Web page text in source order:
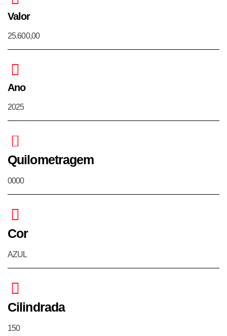
Valor
25.600,00
Ano
2025
Quilometragem
0000
Cor
AZUL
Cilindrada
150